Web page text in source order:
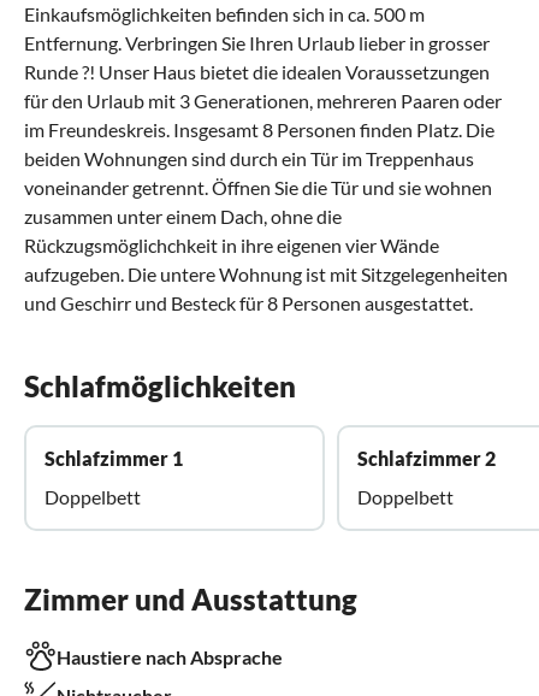
Einkaufsmöglichkeiten befinden sich in ca. 500 m
Entfernung. Verbringen Sie Ihren Urlaub lieber in grosser
Runde ?! Unser Haus bietet die idealen Voraussetzungen
für den Urlaub mit 3 Generationen, mehreren Paaren oder
im Freundeskreis. Insgesamt 8 Personen finden Platz. Die
beiden Wohnungen sind durch ein Tür im Treppenhaus
voneinander getrennt. Öffnen Sie die Tür und sie wohnen
zusammen unter einem Dach, ohne die
Rückzugsmöglichchkeit in ihre eigenen vier Wände
aufzugeben. Die untere Wohnung ist mit Sitzgelegenheiten
und Geschirr und Besteck für 8 Personen ausgestattet.
Schlafmöglichkeiten
Schlafzimmer 1
Doppelbett
Schlafzimmer 2
Doppelbett
Zimmer und Ausstattung
Haustiere nach Absprache